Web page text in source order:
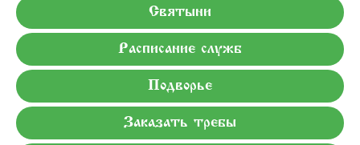
Святыни
Расписание служб
Подворье
Заказать требы